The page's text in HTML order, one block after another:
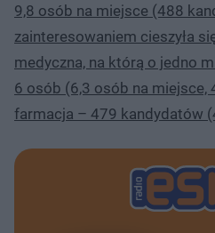
9,8 osób na miejsce (488
zainteresowaniem cieszyła
medyczna, na którą o jedno
6 osób (6,3 osób na
farmacja – 479 kandydatów